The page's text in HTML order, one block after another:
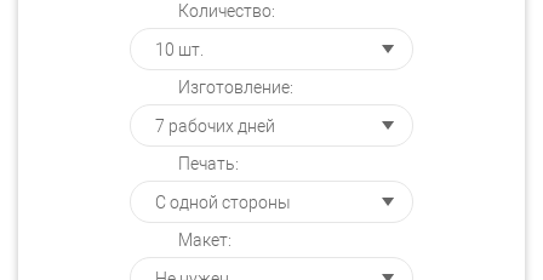
Количество:
Изготовление:
Печать:
Макет: